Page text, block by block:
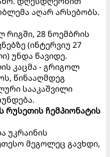
აღარ არსებობს.
რიგში, 28 ნოემბრის
(ინტერვიუ 27
უნდა წავიდე.
კაცმა - გრიგოლ
წინააღმდეგ
სააკაშვილი
რუსეთის ჩემპიონატის
უკრაინის
მეგოლეც გავხდი,